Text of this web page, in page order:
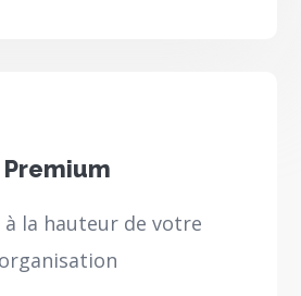
Premium
la hauteur de votre
organisation